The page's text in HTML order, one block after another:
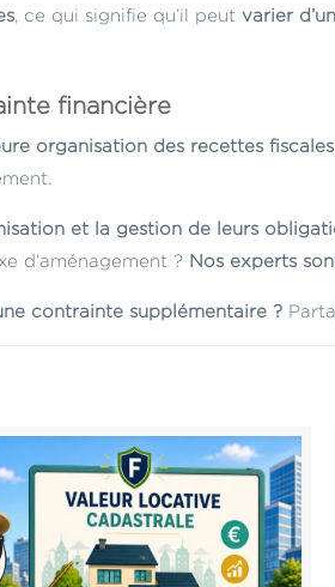
, ce qui signifie qu’il peutvarier
financière
organisation des recettes
et la gestion de leurs
d’aménagement ? Nos experts
contrainte supplémentaire ?